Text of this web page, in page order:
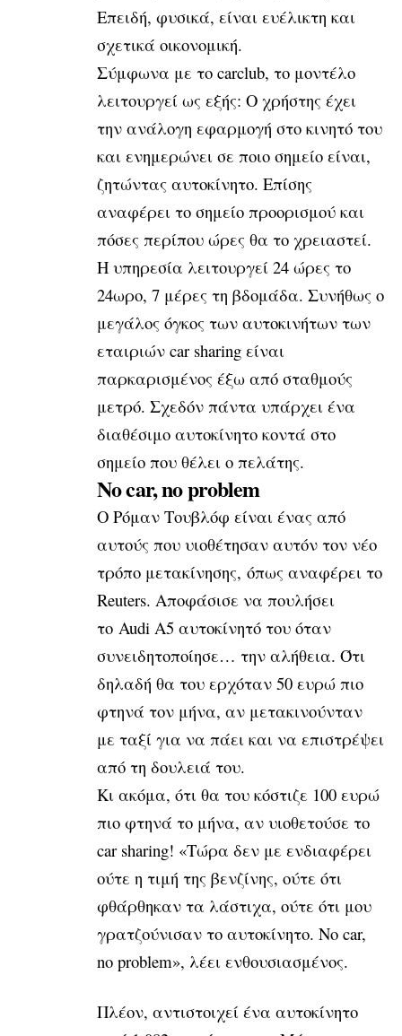
Επειδή, φυσικά, είναι ευέλικτη και
σχετικά οικονομική.
Σύμφωνα με το carclub, το μοντέλο
λειτουργεί ως εξής: Ο χρήστης έχει
την ανάλογη εφαρμογή στο κινητό του
και ενημερώνει σε ποιο σημείο είναι,
ζητώντας αυτοκίνητο. Επίσης
αναφέρει το σημείο προορισμού και
πόσες περίπου ώρες θα το χρειαστεί.
Η υπηρεσία λειτουργεί 24 ώρες το
24ωρο, 7 μέρες τη βδομάδα. Συνήθως ο
μεγάλος όγκος των αυτοκινήτων των
εταιριών car sharing είναι
παρκαρισμένος έξω από σταθμούς
μετρό. Σχεδόν πάντα υπάρχει ένα
διαθέσιμο αυτοκίνητο κοντά στο
σημείο που θέλει ο πελάτης.
No car, no problem
Ο Ρόμαν Τουβλόφ είναι ένας από
αυτούς που υιοθέτησαν αυτόν τον νέο
τρόπο μετακίνησης, όπως αναφέρει το
Reuters. Αποφάσισε να πουλήσει
το Audi A5 αυτοκίνητό του όταν
συνειδητοποίησε… την αλήθεια. Ότι
δηλαδή θα του ερχόταν 50 ευρώ πιο
φτηνά τον μήνα, αν μετακινούνταν
με ταξί για να πάει και να επιστρέψει
από τη δουλειά του.
Κι ακόμα, ότι θα του κόστιζε 100 ευρώ
πιο φτηνά το μήνα, αν υιοθετούσε το
car sharing! «Τώρα δεν με ενδιαφέρει
ούτε η τιμή της βενζίνης, ούτε ότι
φθάρθηκαν τα λάστιχα, ούτε ότι μου
γρατζούνισαν το αυτοκίνητο. No car,
no problem», λέει ενθουσιασμένος.
Πλέον, αντιστοιχεί ένα αυτοκίνητο